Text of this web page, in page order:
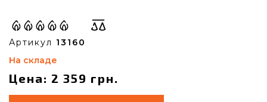
Артикул 13160
На складе
Цена: 2 359 грн.